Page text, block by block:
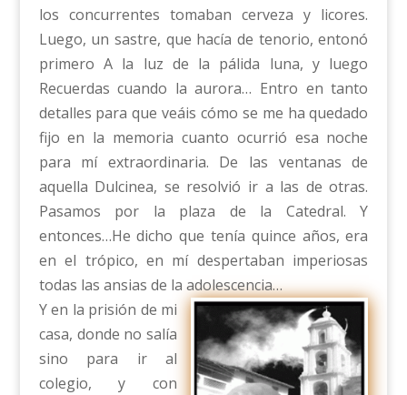
los concurrentes tomaban cerveza y licores.
Luego, un sastre, que hacía de tenorio, entonó
primero A la luz de la pálida luna, y luego
Recuerdas cuando la aurora… Entro en tanto
detalles para que veáis cómo se me ha quedado
fijo en la memoria cuanto ocurrió esa noche
para mí extraordinaria. De las ventanas de
aquella Dulcinea, se resolvió ir a las de otras.
Pasamos por la plaza de la Catedral. Y
entonces…He dicho que tenía quince años, era
en el trópico, en mí despertaban imperiosas
todas las ansias de la adolescencia…
Y en la prisión de mi
casa, donde no salía
sino para ir al
colegio, y con